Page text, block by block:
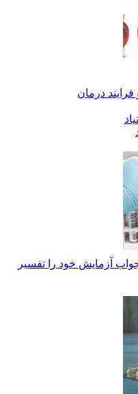
درمان
آزمایش خود را تفسیر